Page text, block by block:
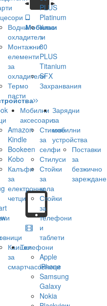
Водни
охладители
Монтажни
елементи
за
охладители
Термо
пасти
PLUS
Platinum
Клас
>
80
PLUS
Titanium
SFX
Захранвания
Мобилни
Amazon
Kindle
Bookeen
Kobo
Калъфи
за
електронни
четци
Каишки
за
смартчасовници
Мобилни
аксесоари
Стикове
за
селфи
Стилуси
Стойки
за
кола
Стойки
за
телефони
и
таблети
Телефони
Apple
iPhone
Samsung
Galaxy
Nokia
Зарядни
за
мобилни
устройства
Поставки
за
безжично
зареждане